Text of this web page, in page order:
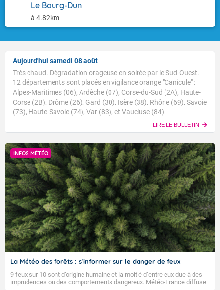
Le Bourg-Dun
à 4.82km
Aujourd'hui samedi 08 août
Très chaud. Dégradation orageuse en soirée par le Sud-Ouest.
12 départements sont placés en vigilance orange "Canicule" :
Alpes-Maritimes (06), Ardèche (07), Corse-du-Sud (2A), Haute-
Corse (2B), Drôme (26), Gard (30), Isère (38), Rhône (69), Savoie
(73), Haute-Savoie (74), Var (83), et Vaucluse (84).
LIRE LE BULLETIN
INFOS MÉTÉO
La Météo des forêts : s’informer sur le danger de feux
9 feux sur 10 sont d’origine humaine et la moitié d’entre eux due à des
imprudences ou des comportements dangereux. Météo-France diffuse